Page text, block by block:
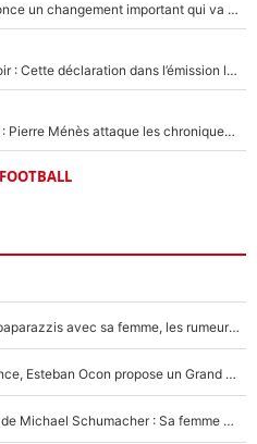
Jusqu’à 50M€ garantis ? L’OM annonce un changement important qui va faire du bien à ses finances !
Johan Micoud quitte L’Équipe du Soir : Cette déclaration dans l’émission lui a valu un clash avec cet ancien joueur du PSG
«C’est vraiment des pauvres types» : Pierre Ménès attaque les chroniqueurs de l’After Foot… et s’en prend violemment à Walid Acherchour
F1 : Charles Leclerc surpris par les paparazzis avec sa femme, les rumeurs étaient vraies !
Comme pour le final du Tour de France, Esteban Ocon propose un Grand Prix de Formule 1 à Paris : «Autour de l’Arc de Triomphe, ce serait génial» !
Nouvelle rumeur autour de la santé de Michael Schumacher : Sa femme Corinna sort du silence